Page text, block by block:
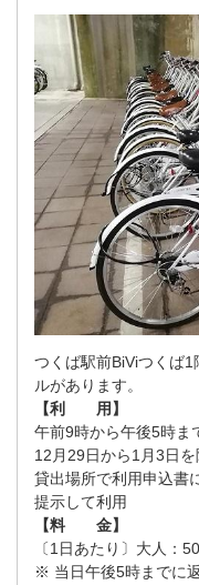
つくば駅前BiViつくば
ルがあります。
【利 用】
午前9時から午後5時ま
12月29日から1月3日を
貸出場所で利用申込書
提示して利用
【料 金】
〔1日あたり〕大人：
※ 当日午後5時までに